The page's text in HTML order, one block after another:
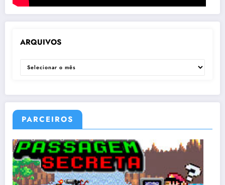
ARQUIVOS
ARQUIVOS
PARCEIROS